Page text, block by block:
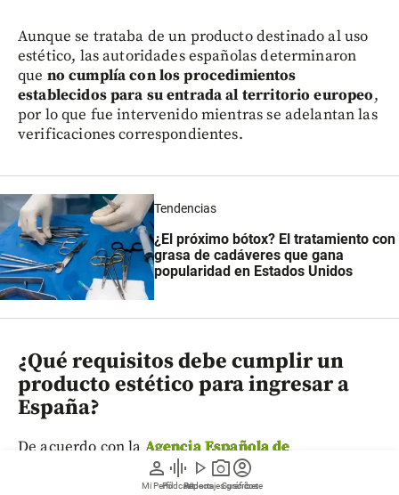
person
Mi Perfil
graphic_eq
Pódcast
play_arrow
Videos
photo_camera
Reportajes gráficos
account_circle
Suscríbete
Aunque se trataba de un producto destinado al uso
estético, las autoridades españolas determinaron
que no cumplía con los procedimientos
establecidos para su entrada al territorio europeo,
por lo que fue intervenido mientras se adelantan las
verificaciones correspondientes.
Tendencias
¿El próximo bótox? El tratamiento con
grasa de cadáveres que gana
popularidad en Estados Unidos
¿Qué requisitos debe cumplir un
producto estético para ingresar a
España?
De acuerdo con la Agencia Española de
Medicamentos y Productos Sanitarios (AEMPS)
cosméticos importados desde países que no